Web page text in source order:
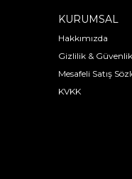
KURUMSAL
Hakkımızda
Gizlilik &
Mesafeli Satış
KVKK